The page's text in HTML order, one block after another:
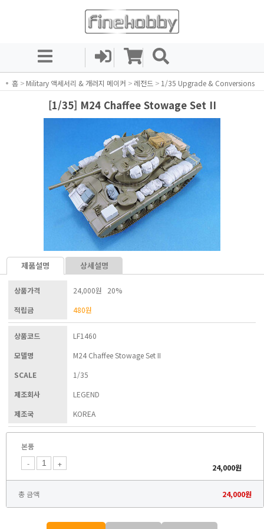
홈 > Military 액세서리 & 개러지 메이커 > 레전드 > 1/35 Upgrade & Conversions
[1/35] M24 Chaffee Stowage Set II
제품설명 상세설명
상품가격
24,000원 20%
적립금
480원
상품코드
LF1460
모델명
M24 Chaffee Stowage Set II
SCALE
1/35
제조회사
LEGEND
제조국
KOREA
본품
-
+ 24,000원
총 금액 24,000원